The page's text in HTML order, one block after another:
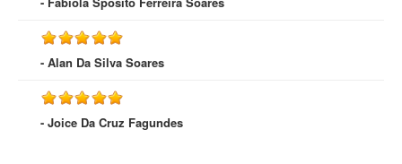
- Alan Da Silva Soares
- Joice Da Cruz Fagundes